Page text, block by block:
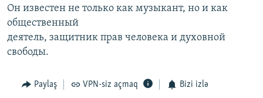
Он известен не только как музыкант, но и как
общественный
деятель, защитник прав человека и духовной
свободы.
Paylaş VPN-siz açmaq Bizi izlə